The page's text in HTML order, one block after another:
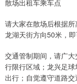
散场出租车乘车点
请大家在散场后根据
龙湖天街方向50米，
交通管制期间，请广
行限行区域；龙兴足
出行；自觉遵守道路